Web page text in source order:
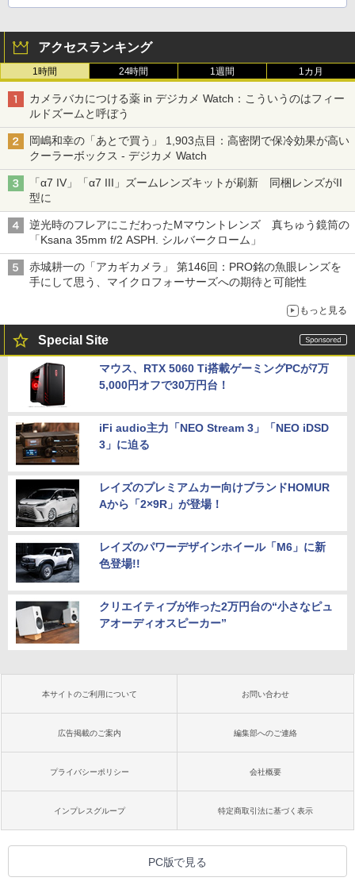
アクセスランキング
1時間 24時間 1週間 1カ月
カメラバカにつける薬 in デジカメ Watch：こういうのはフィー
ルドズームと呼ぼう
岡嶋和幸の「あとで買う」 1,903点目：高密閉で保冷効果が高い
クーラーボックス - デジカメ Watch
「α7 IV」「α7 III」ズームレンズキットが刷新 同梱レンズがII
型に
逆光時のフレアにこだわったMマウントレンズ 真ちゅう鏡筒の
「Ksana 35mm f/2 ASPH. シルバークローム」
赤城耕一の「アカギカメラ」 第146回：PRO銘の魚眼レンズを
手にして思う、マイクロフォーサーズへの期待と可能性
もっと見る
Special Site
マウス、RTX 5060 Ti搭載ゲーミングPCが7万
5,000円オフで30万円台！
iFi audio主力「NEO Stream 3」「NEO iDSD
3」に迫る
レイズのプレミアムカー向けブランドHOMUR
Aから「2×9R」が登場！
レイズのパワーデザインホイール「M6」に新
色登場!!
クリエイティブが作った2万円台の“小さなピュ
アオーディオスピーカー”
本サイトのご利用について お問い合わせ
広告掲載のご案内 編集部へのご連絡
プライバシーポリシー 会社概要
インプレスグループ 特定商取引法に基づく表示
PC版で見る